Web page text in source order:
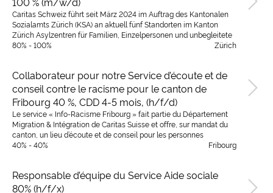
Caritas Schweiz führt seit März 2024 im Auftrag des Kantonalen
Sozialamts Zürich (KSA) an aktuell fünf Standorten im Kanton
Zürich Asylzentren für Familien, Einzelpersonen und unbegleitete
80% - 100%
Zürich
Collaborateur pour notre Service d’écoute et de
conseil contre le racisme pour le canton de
Fribourg 40 %, CDD 4-5 mois, (h/f/d)
Le service « Info-Racisme Fribourg » fait partie du Département
Migration & Intégration de Caritas Suisse et offre, sur mandat du
canton, un lieu d’écoute et de conseil pour les personnes
40% - 40%
Fribourg
Responsable d’équipe du Service Aide sociale
80% (h/f/x)